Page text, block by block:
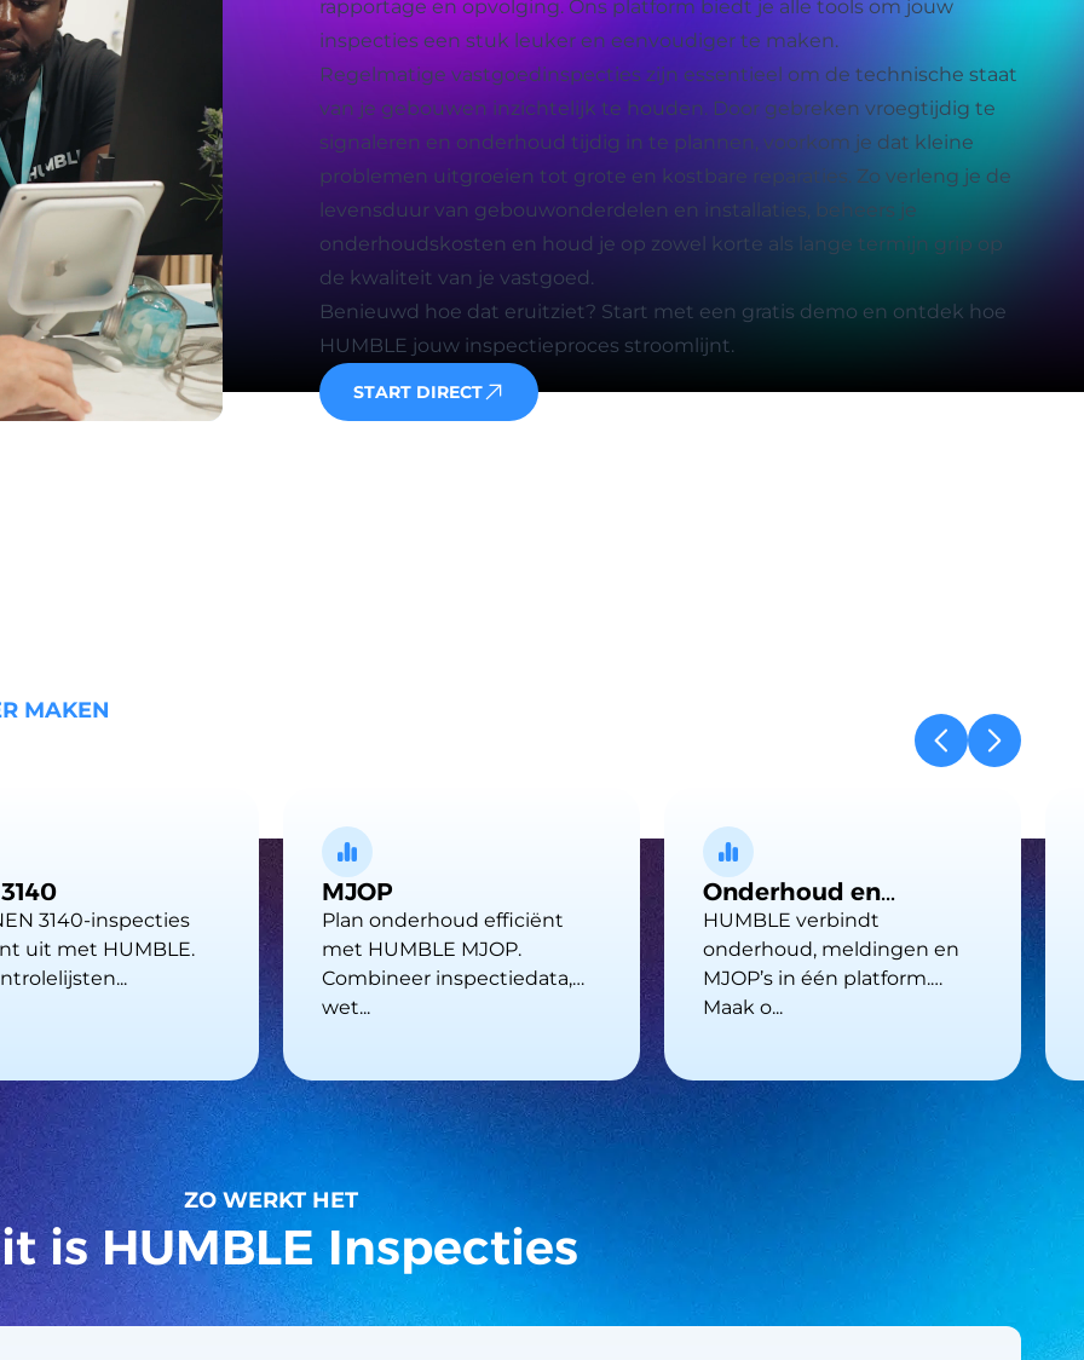
rapportage en opvolging. Ons platform biedt je alle tools om jouw
inspecties een stuk leuker en eenvoudiger te maken.
Regelmatige vastgoedinspecties zijn essentieel om de technische staat
van je gebouwen inzichtelijk te houden. Door gebreken vroegtijdig te
signaleren en onderhoud tijdig in te plannen, voorkom je dat kleine
problemen uitgroeien tot grote en kostbare reparaties. Zo verleng je de
levensduur van gebouwonderdelen en installaties, beheers je
onderhoudskosten en houd je op zowel korte als lange termijn grip op
de kwaliteit van je vastgoed.
Benieuwd hoe dat eruitziet? Start met een gratis demo en ontdek hoe
HUMBLE jouw inspectieproces stroomlijnt.
START DIRECT
MAKEN
3140-inspecties
uit met HUMBLE.
MJOP
Plan onderhoud efficiënt
met HUMBLE MJOP.
Combineer inspectiedata,
wet...
Onderhoud en
planning
HUMBLE verbindt
onderhoud, meldingen en
MJOP’s in één platform.
Maak o...
ZO WERKT HET
is HUMBLE Inspecties